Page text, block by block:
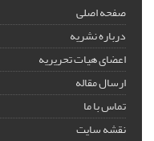
صفحه اصلی
درباره نشریه
اعضای هیات تحریریه
ارسال مقاله
تماس با ما
نقشه سایت